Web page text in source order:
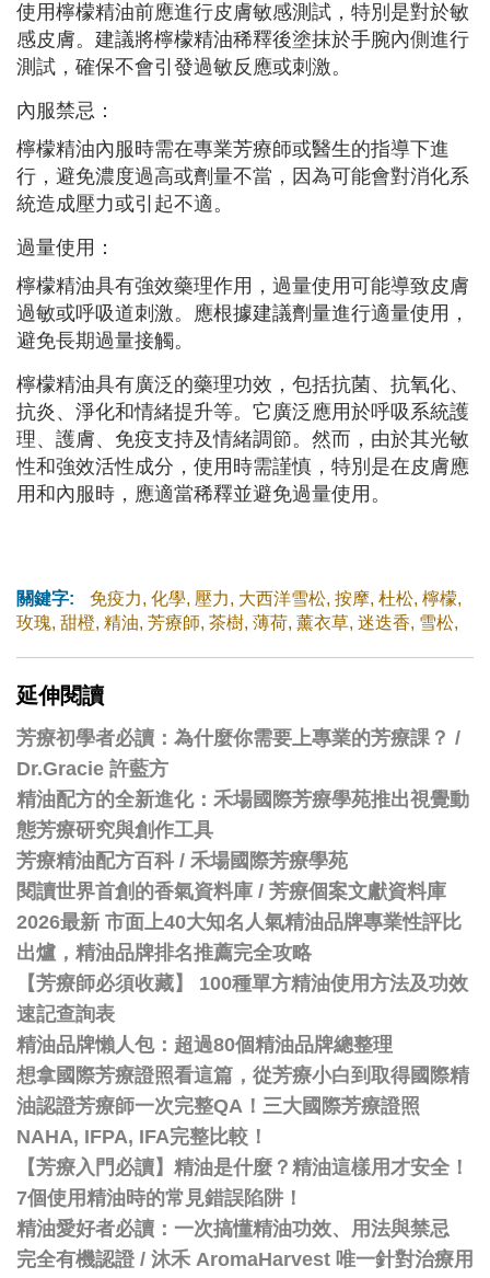
使用檸檬精油前應進行皮膚敏感測試，特別是對於敏
感皮膚。建議將檸檬精油稀釋後塗抹於手腕內側進行
測試，確保不會引發過敏反應或刺激。
內服禁忌：
檸檬精油內服時需在專業芳療師或醫生的指導下進
行，避免濃度過高或劑量不當，因為可能會對消化系
統造成壓力或引起不適。
過量使用：
檸檬精油具有強效藥理作用，過量使用可能導致皮膚
過敏或呼吸道刺激。應根據建議劑量進行適量使用，
避免長期過量接觸。
檸檬精油具有廣泛的藥理功效，包括抗菌、抗氧化、
抗炎、淨化和情緒提升等。它廣泛應用於呼吸系統護
理、護膚、免疫支持及情緒調節。然而，由於其光敏
性和強效活性成分，使用時需謹慎，特別是在皮膚應
用和內服時，應適當稀釋並避免過量使用。
關鍵字: 免疫力, 化學, 壓力, 大西洋雪松, 按摩, 杜松, 檸檬,
玫瑰, 甜橙, 精油, 芳療師, 茶樹, 薄荷, 薰衣草, 迷迭香, 雪松,
延伸閱讀
芳療初學者必讀：為什麼你需要上專業的芳療課？ /
Dr.Gracie 許藍方
精油配方的全新進化：禾場國際芳療學苑推出視覺動
態芳療研究與創作工具
芳療精油配方百科 / 禾場國際芳療學苑
閱讀世界首創的香氣資料庫 / 芳療個案文獻資料庫
2026最新 市面上40大知名人氣精油品牌專業性評比
出爐，精油品牌排名推薦完全攻略
【芳療師必須收藏】 100種單方精油使用方法及功效
速記查詢表
精油品牌懶人包：超過80個精油品牌總整理
想拿國際芳療證照看這篇，從芳療小白到取得國際精
油認證芳療師一次完整QA！三大國際芳療證照
NAHA, IFPA, IFA完整比較！
【芳療入門必讀】精油是什麼？精油這樣用才安全！
7個使用精油時的常見錯誤陷阱！
精油愛好者必讀：一次搞懂精油功效、用法與禁忌
完全有機認證 / 沐禾 AromaHarvest 唯一針對治療用